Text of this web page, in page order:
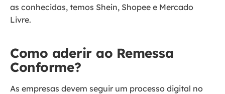
as conhecidas, temos Shein, Shopee e Mercado
Livre.
Como aderir ao Remessa
Conforme?
As empresas devem seguir um processo digital no